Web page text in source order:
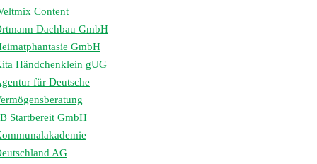
Content
Dachbau GmbH
GmbH
Händchenklein gUG
für Deutsche
Startbereit GmbH
AG